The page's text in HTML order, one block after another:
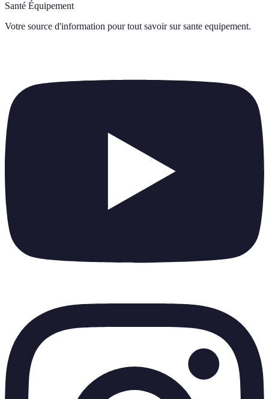
Santé Équipement
Votre source d'information pour tout savoir sur sante equipement.